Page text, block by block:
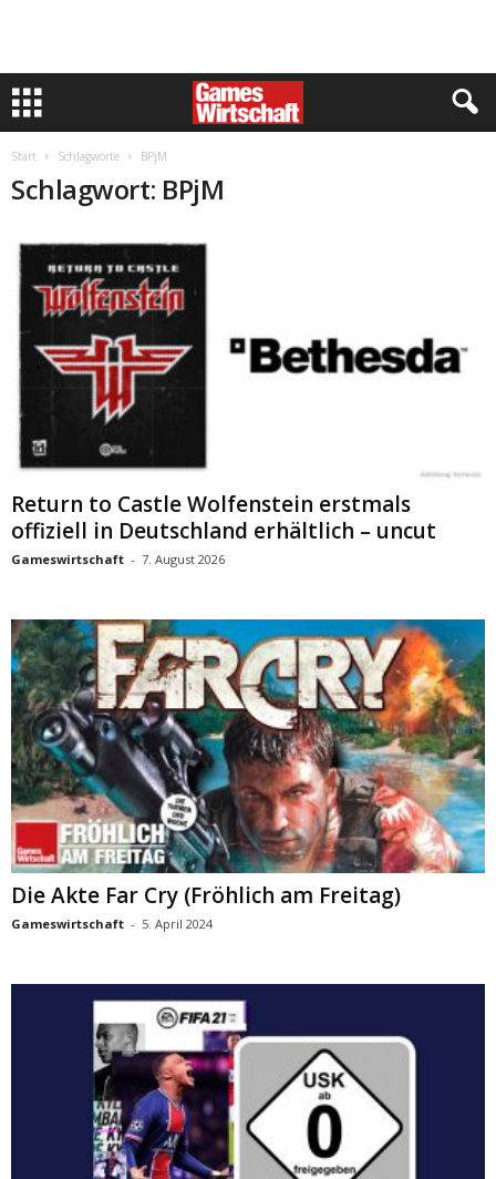
Start Schlagworte BPjM
Schlagwort: BPjM
Return to Castle Wolfenstein erstmals
offiziell in Deutschland erhältlich – uncut
Gameswirtschaft - 7. August 2026
Die Akte Far Cry (Fröhlich am Freitag)
Gameswirtschaft - 5. April 2024